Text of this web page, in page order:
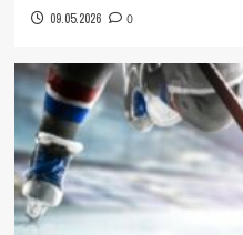
09.05.2026 0